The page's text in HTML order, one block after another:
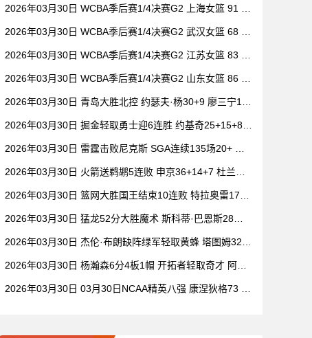
2026年03月30日 WCBA季后赛1/4决赛G2 上海女篮 91 -
2026年03月30日 WCBA季后赛1/4决赛G2 武汉女篮 68 -
2026年03月30日 WCBA季后赛1/4决赛G2 江苏女篮 83 -
2026年03月30日 WCBA季后赛1/4决赛G2 山东女篮 86 -
2026年03月30日 青岛大胜北控 约瑟夫·杨30+9 廖三宁15
2026年03月30日 掘金轻取勇士迎6连胜 约基奇25+15+8
2026年03月30日 雷霆击败尼克斯 SGA连续135场20+ 布
2026年03月30日 火箭送鹈鹕5连败 申京36+14+7 杜兰特2
2026年03月30日 篮网大胜国王结束10连败 特拉奥雷17+6
2026年03月30日 猛龙52分大胜魔术 斯科蒂·巴恩斯28分
2026年03月30日 杰伦·布朗缺阵绿军轻取黄蜂 塔图姆32+
2026年03月30日 杨瀚森6分4板1帽 开拓者轻取奇才 阿夫
2026年03月30日 03月30日NCAA精英八强 康涅狄格73 -